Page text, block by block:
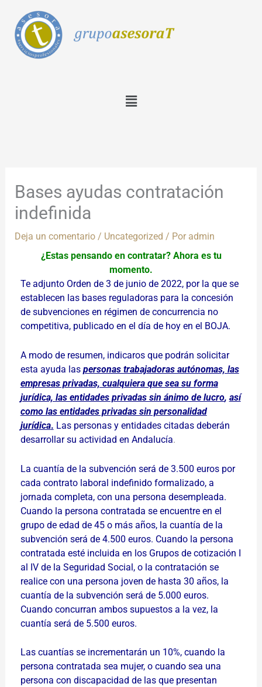
contenido
Menú
Bases ayudas contratación
indefinida
Deja un comentario / Uncategorized / Por admin
¿Estas pensando en contratar? Ahora es tu
momento.
Te adjunto Orden de 3 de junio de 2022, por la que se
establecen las bases reguladoras para la concesión
de subvenciones en régimen de concurrencia no
competitiva, publicado en el día de hoy en el BOJA.
A modo de resumen, indicaros que podrán solicitar
esta ayuda las personas trabajadoras autónomas, las
empresas privadas, cualquiera que sea su forma
jurídica, las entidades privadas sin ánimo de lucro, así
como las entidades privadas sin personalidad
jurídica. Las personas y entidades citadas deberán
desarrollar su actividad en Andalucía.
La cuantía de la subvención será de 3.500 euros por
cada contrato laboral indefinido formalizado, a
jornada completa, con una persona desempleada.
Cuando la persona contratada se encuentre en el
grupo de edad de 45 o más años, la cuantía de la
subvención será de 4.500 euros. Cuando la persona
contratada esté incluida en los Grupos de cotización I
al IV de la Seguridad Social, o la contratación se
realice con una persona joven de hasta 30 años, la
cuantía de la subvención será de 5.000 euros.
Cuando concurran ambos supuestos a la vez, la
cuantía será de 5.500 euros.
Las cuantías se incrementarán un 10%, cuando la
persona contratada sea mujer, o cuando sea una
persona con discapacidad de las que presentan